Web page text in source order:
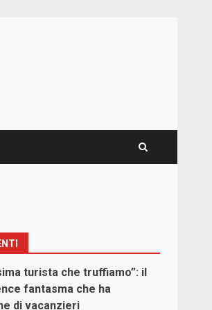
turista che truffiamo”: il
fantasma che ha
di vacanzieri